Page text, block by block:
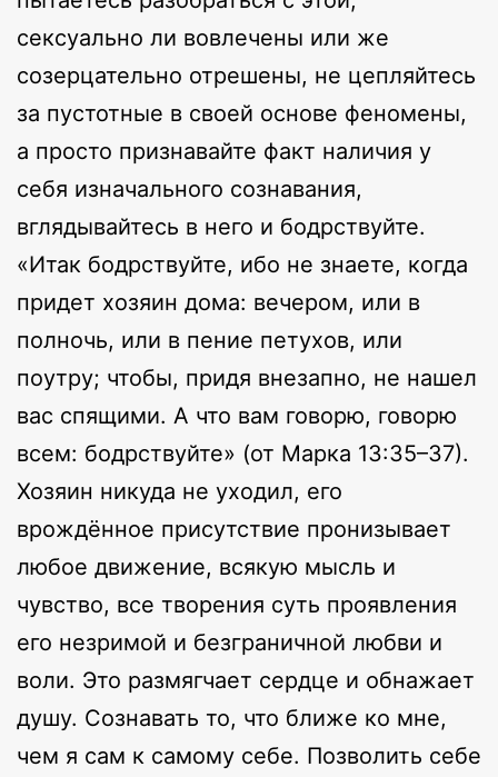
сексуально ли вовлечены или же
созерцательно отрешены, не цепляйтесь
за пустотные в своей основе феномены,
а просто признавайте факт наличия у
себя изначального сознавания,
вглядывайтесь в него и бодрствуйте.
«Итак бодрствуйте, ибо не знаете, когда
придет хозяин дома: вечером, или в
полночь, или в пение петухов, или
поутру; чтобы, придя внезапно, не нашел
вас спящими. А что вам говорю, говорю
всем: бодрствуйте» (от Марка 13:35–37).
Хозяин никуда не уходил, его
врождённое присутствие пронизывает
любое движение, всякую мысль и
чувство, все творения суть проявления
его незримой и безграничной любви и
воли. Это размягчает сердце и обнажает
душу. Сознавать то, что ближе ко мне,
чем я сам к самому себе. Позволить себе